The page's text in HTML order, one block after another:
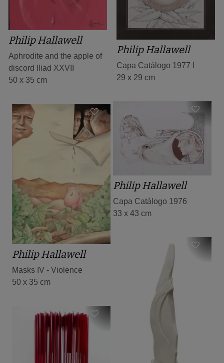
Philip Hallawell
Aphrodite and the apple of
discord Iliad XXVII
50 x 35 cm
Philip Hallawell
Capa Catálogo 1977 I
29 x 29 cm
Philip Hallawell
Capa Catálogo 1976
33 x 43 cm
Philip Hallawell
Masks IV - Violence
50 x 35 cm